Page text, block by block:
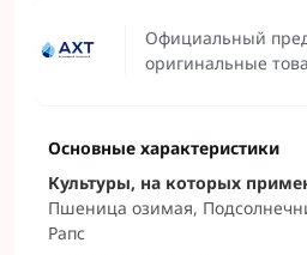
Официальный
оригинальные
Основные характеристики
Культуры, на которых
Пшеница озимая,
Рапс